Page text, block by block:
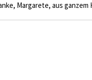
Margarete, aus ganzem